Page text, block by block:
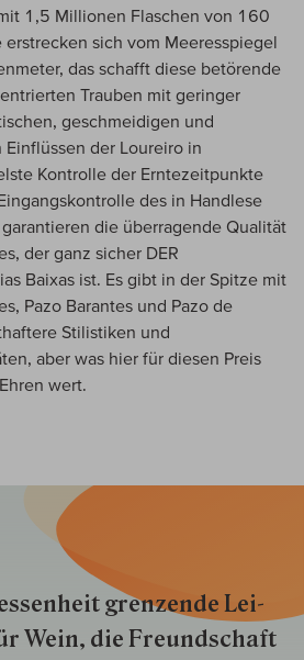
1,5 Millionen Flaschen von 160
erstrecken sich vom Meeresspiegel
das schafft diese betörende
Trauben mit geringer
geschmeidigen und
der Loureiro in
Kontrolle der Erntezeitpunkte
des in Handlese
die überragende Qualität
der ganz sicher DER
Baixas ist. Es gibt in der Spitze mit
Pazo Barantes und Pazo de
Stilistiken und
aber was hier für diesen Preis
wert.
gren­zende Lei­
Wein, die Freund­schaft